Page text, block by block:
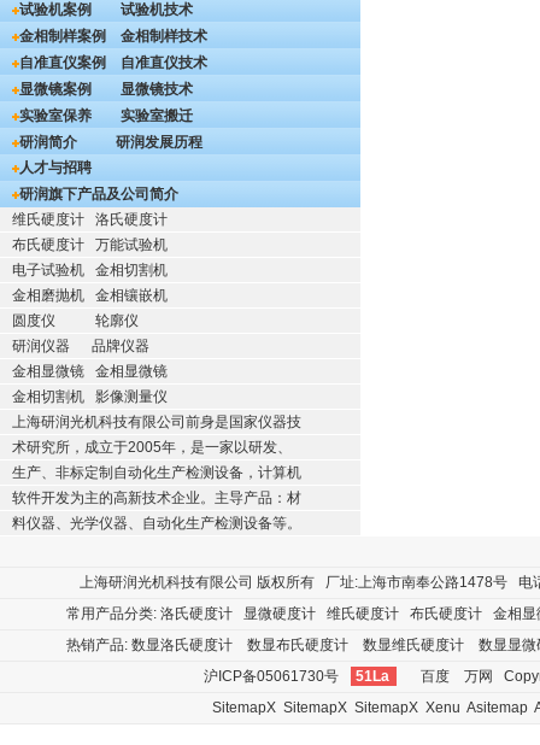
试验机案例
试验机技术
金相制样案例
金相制样技术
自准直仪案例
自准直仪技术
显微镜案例
显微镜技术
实验室保养
实验室搬迁
研润简介
研润发展历程
人才与招聘
研润旗下产品及公司简介
维氏硬度计
洛氏硬度计
布氏硬度计
万能试验机
电子试验机
金相切割机
金相磨抛机
金相镶嵌机
圆度仪
轮廓仪
研润仪器
品牌仪器
金相显微镜
金相显微镜
金相切割机
影像测量仪
上海研润光机科技有限公司前身是国家仪器技
术研究所，成立于2005年，是一家以研发、
生产、非标定制自动化生产检测设备，计算机
软件开发为主的高新技术企业。主导产品：材
料仪器、光学仪器、自动化生产检测设备等。
上海研润光机科技有限公司 版权所有 厂址:上海市南奉公路1478号
常用产品分类: 洛氏硬度计 显微硬度计 维氏硬度计 布氏硬度计
金相显
热销产品: 数显洛氏硬度计 数显布氏硬度计 数显维氏硬度计
数显显微
沪ICP备05061730号
51La 百度 万网
SitemapX SitemapX SitemapX Xenu Asitemap